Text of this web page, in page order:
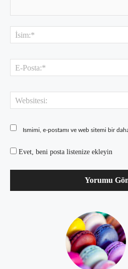
Ismimi, e-postamı ve web sitemi bir
Evet, beni posta listenize ekleyin